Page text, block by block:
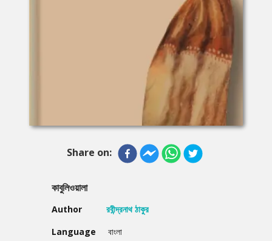
Share on:
কাবুলিওয়ালা
Author
রবীন্দ্রনাথ ঠাকুর
Language
বাংলা